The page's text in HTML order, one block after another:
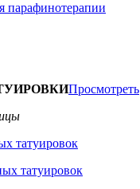
парафинотерапии
Просмотреть
татуировок
татуировок